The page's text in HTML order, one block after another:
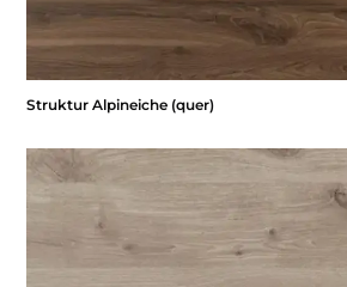
Struktur Alpineiche (quer)